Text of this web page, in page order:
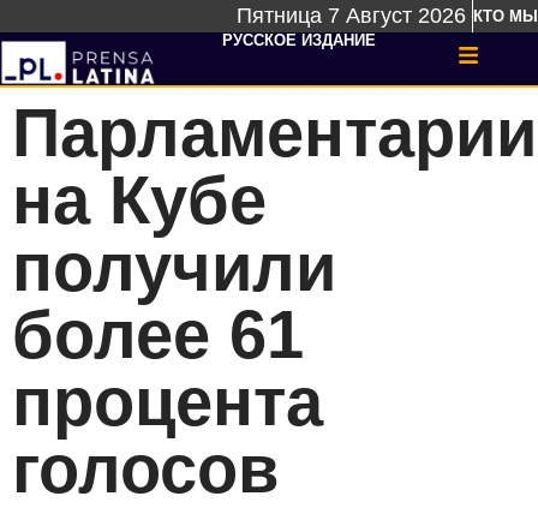
Пятница 7 Август 2026 КТО МЫ
РУССКОЕ ИЗДАНИЕ
Парламентарии
на Кубе
получили
более 61
процента
голосов